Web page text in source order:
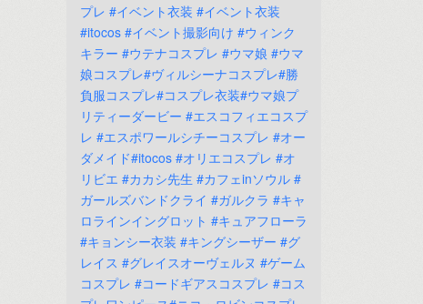
プレ #イベント衣装 #イベント衣装
#itocos #イベント撮影向け #ウィンク
キラー #ウテナコスプレ #ウマ娘 #ウマ
娘コスプレ#ヴィルシーナコスプレ#勝
負服コスプレ#コスプレ衣装#ウマ娘プ
リティーダービー #エスコフィエコスプ
レ #エスポワールシチーコスプレ #オー
ダメイド#itocos #オリエコスプレ #オ
リビエ #カカシ先生 #カフェinソウル #
ガールズバンドクライ #ガルクラ #キャ
ロラインイングロット #キュアフローラ
#キョンシー衣装 #キングシーザー #グ
レイス #グレイスオーヴェルヌ #ゲーム
コスプレ #コードギアスコスプレ #コス